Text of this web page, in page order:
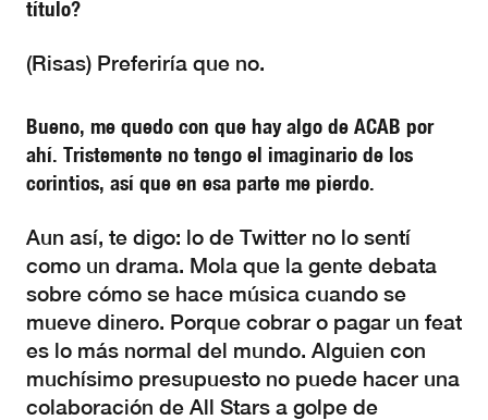
título?
(Risas) Preferiría que no.
Bueno, me quedo con que hay algo de ACAB por
ahí. Tristemente no tengo el imaginario de los
corintios, así que en esa parte me pierdo.
Aun así, te digo: lo de Twitter no lo sentí
como un drama. Mola que la gente debata
sobre cómo se hace música cuando se
mueve dinero. Porque cobrar o pagar un feat
es lo más normal del mundo. Alguien con
muchísimo presupuesto no puede hacer una
colaboración de All Stars a golpe de